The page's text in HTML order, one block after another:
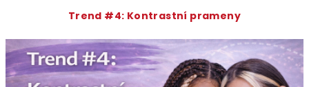
Trend #4: Kontrastní prameny